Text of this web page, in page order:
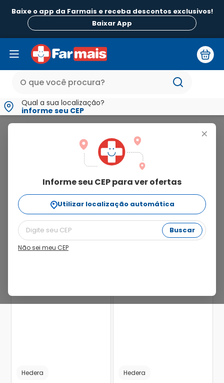
Baixe o app da Farmais e receba descontos exclusivos!
Baixar App
Qual a sua localização?
informe seu CEP
+
Informe seu CEP para ver ofertas
Utilizar localização automática
Buscar
Não sei meu CEP
Ordenar Por
relevância
20%
Hedera Hedera